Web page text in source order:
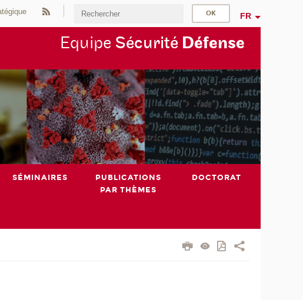
FR
Equipe Sécurité Défense
SÉMINAIRES
PUBLICATIONS
PAR THÈMES
DOCTORAT